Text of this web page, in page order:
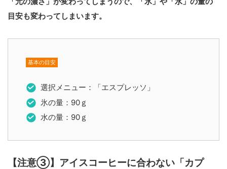
目安も変わってしまいます。
基本の目安
選択メニュー：「エスプレッソ」
氷の量：90ｇ
水の量：90ｇ
【注意③】アイスコーヒーに合わない「カプ